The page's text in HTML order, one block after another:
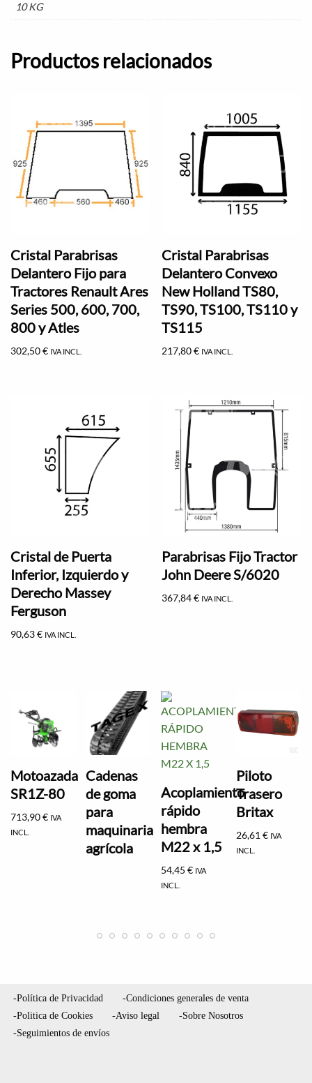
10 KG
Productos relacionados
Cristal Parabrisas
Delantero Fijo para
Tractores Renault Ares
Series 500, 600, 700,
800 y Atles
302,50€ IVA INCL.
Cristal Parabrisas
Delantero Convexo
New Holland TS80,
TS90, TS100, TS110 y
TS115
217,80€ IVA INCL.
Cristal de Puerta
Inferior, Izquierdo y
Derecho Massey
Ferguson
90,63€ IVA INCL.
Parabrisas Fijo Tractor
John Deere S/6020
367,84€ IVA INCL.
Motoazada
SR1Z-80
713,90€ IVA
INCL.
Cadenas
de goma
para
maquinaria
agrícola
Acoplamiento
rápido
hembra
M22 x 1,5
54,45€ IVA
INCL.
Piloto
Trasero
Britax
26,61€ IVA
INCL.
-Política de Privacidad
-Condiciones generales de venta
-Politica de Cookies
-Aviso legal
-Sobre Nosotros
-Seguimientos de envíos